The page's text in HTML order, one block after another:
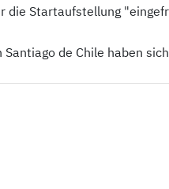
die Startaufstellung
Santiago de Chile haben